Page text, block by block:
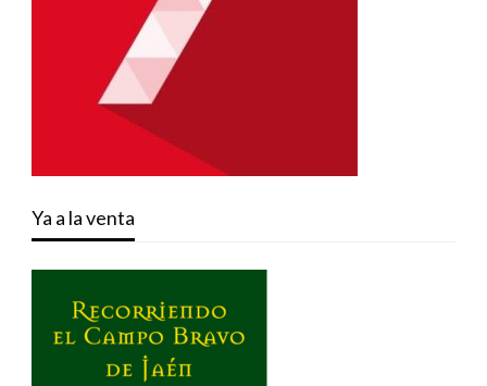
Ya a la venta